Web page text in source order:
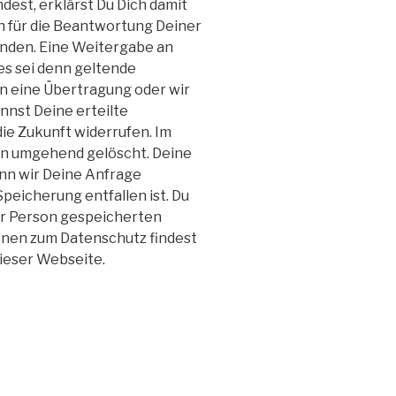
erklärst Du Dich damit
für die Beantwortung Deiner
Eine Weitergabe an
sei denn geltende
Übertragung oder wir
Deine erteilte
Zukunft widerrufen. Im
umgehend gelöscht. Deine
wir Deine Anfrage
entfallen ist. Du
Person gespeicherten
zum Datenschutz findest
Webseite.